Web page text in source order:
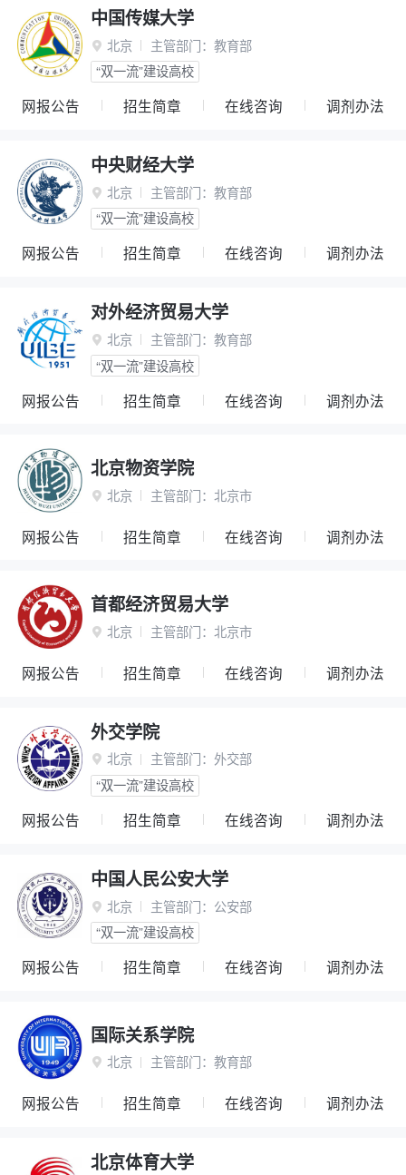
中国传媒大学
 北京 主管部门： 教育部
“双一流”建设高校
网报公告 招生简章 在线咨询 调剂办法
中央财经大学
 北京 主管部门： 教育部
“双一流”建设高校
网报公告 招生简章 在线咨询 调剂办法
对外经济贸易大学
 北京 主管部门： 教育部
“双一流”建设高校
网报公告 招生简章 在线咨询 调剂办法
北京物资学院
 北京 主管部门： 北京市
网报公告 招生简章 在线咨询 调剂办法
首都经济贸易大学
 北京 主管部门： 北京市
网报公告 招生简章 在线咨询 调剂办法
外交学院
 北京 主管部门： 外交部
“双一流”建设高校
网报公告 招生简章 在线咨询 调剂办法
中国人民公安大学
 北京 主管部门： 公安部
“双一流”建设高校
网报公告 招生简章 在线咨询 调剂办法
国际关系学院
 北京 主管部门： 教育部
网报公告 招生简章 在线咨询 调剂办法
北京体育大学